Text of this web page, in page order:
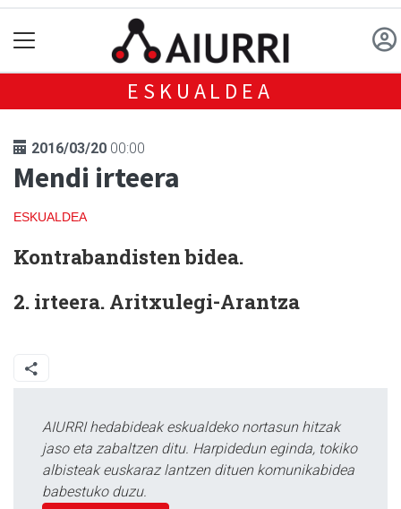
ESKUALDEA
2016/03/20 00:00
Mendi irteera
ESKUALDEA
Kontrabandisten bidea.
2. irteera. Aritxulegi-Arantza
AIURRI hedabideak eskualdeko nortasun hitzak
jaso eta zabaltzen ditu. Harpidedun eginda, tokiko
albisteak euskaraz lantzen dituen komunikabidea
babestuko duzu.